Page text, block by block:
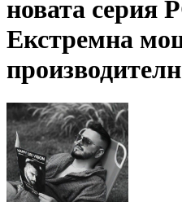
новата серия
Екстремна